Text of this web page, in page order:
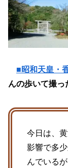
■昭和天皇・
んの歩いて撮っ
今日は、
影響で多
んでいるが